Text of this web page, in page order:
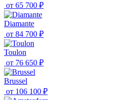
от 65 700 ₽
Diamante
от 84 700 ₽
Toulon
от 76 650 ₽
Brussel
от 106 100 ₽